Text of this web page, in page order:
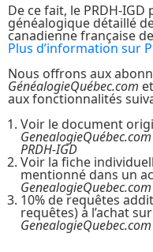
De ce fait, le PRDH-
généalogique détaillé
canadienne française
Plus d’information sur
Nous offrons aux
GénéalogieQuébec.com
aux fonctionnalités
Voir le document
GenealogieQuébec.com
PRDH-IGD
Voir la fiche
mentionné dans un
GenealogieQuebec.com
10% de requêtes
requêtes) à l’achat
GenealogieQuebec.com